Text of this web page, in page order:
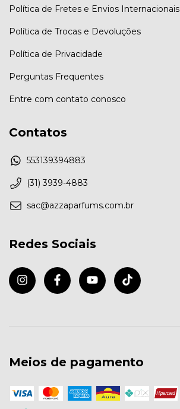
Política de Fretes e Envios Internacionais
Política de Trocas e Devoluções
Política de Privacidade
Perguntas Frequentes
Entre com contato conosco
Contatos
553139394883
(31) 3939-4883
sac@azzaparfums.com.br
Redes Sociais
Meios de pagamento